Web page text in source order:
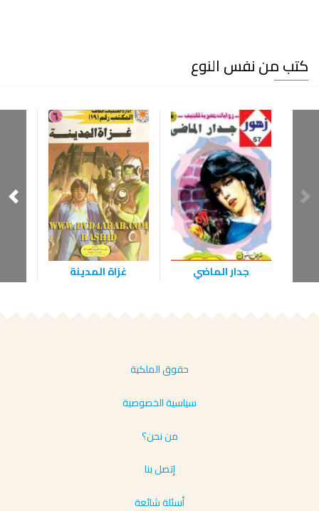
كتب من نفس النوع
جدار الماضي غزاة المدينة
حقوق الملكية
سياسية الخصوصية
من نحن؟
إتصل بنا
أسئلة شائعة